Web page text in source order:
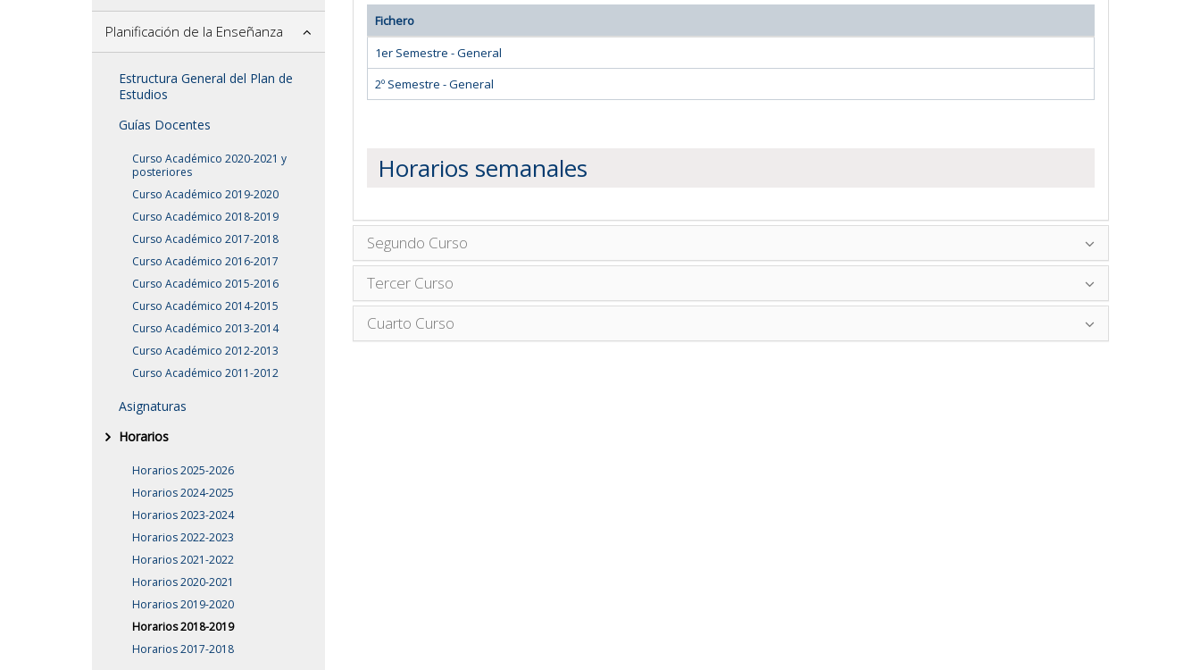
Planificación de la Enseñanza
Estructura General del Plan de
Estudios
Guías Docentes
Curso Académico 2020-2021 y
posteriores
Curso Académico 2019-2020
Curso Académico 2018-2019
Curso Académico 2017-2018
Curso Académico 2016-2017
Curso Académico 2015-2016
Curso Académico 2014-2015
Curso Académico 2013-2014
Curso Académico 2012-2013
Curso Académico 2011-2012
Asignaturas
Horarios
Horarios 2025-2026
Horarios 2024-2025
Horarios 2023-2024
Horarios 2022-2023
Horarios 2021-2022
Horarios 2020-2021
Horarios 2019-2020
Horarios 2018-2019
Horarios 2017-2018
Fichero
1er Semestre - General
2º Semestre - General
Horarios semanales
Segundo Curso
Tercer Curso
Cuarto Curso